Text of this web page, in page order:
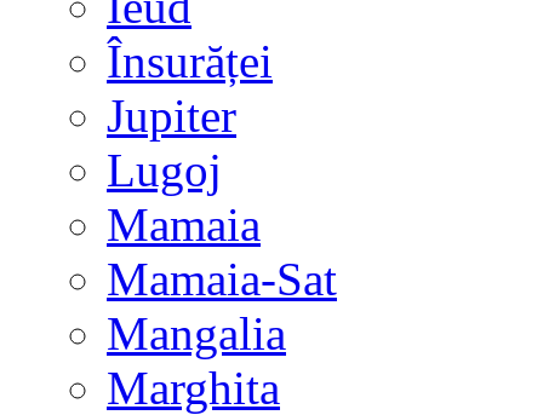
Însurăței
Jupiter
Lugoj
Mamaia
Mamaia-Sat
Mangalia
Marghita